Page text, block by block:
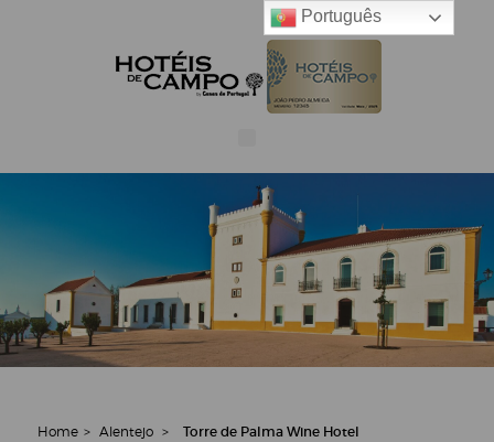
Home > Alentejo > Torre de Palma Wine Hotel
Português